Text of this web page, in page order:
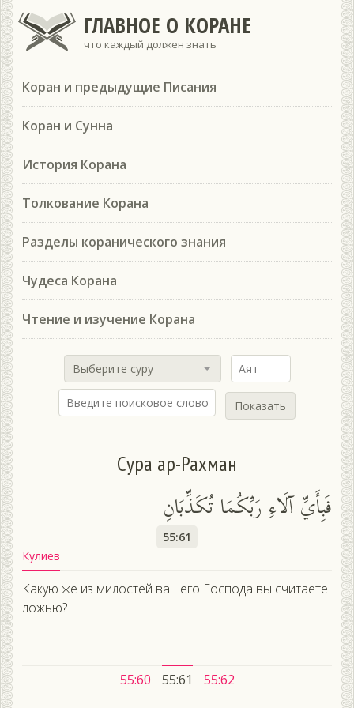
ГЛАВНОЕ О КОРАНЕ
что каждый должен знать
Коран и предыдущие Писания
Коран и Сунна
История Корана
Толкование Корана
Разделы коранического знания
Чудеса Корана
Чтение и изучение Корана
Выберите суру
Показать
Сура ар-Рахман
فَبِأَيِّ آلَاءِ رَبِّكُمَا تُكَذِّبَانِ
55:61
Кулиев
Какую же из милостей вашего Господа вы считаете
ложью?
55:60 55:61 55:62